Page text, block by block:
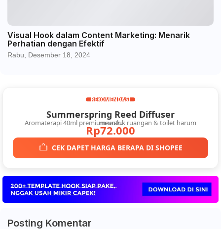
Visual Hook dalam Content Marketing: Menarik
Perhatian dengan Efektif
Rabu, Desember 18, 2024
REKOMENDASI
Summerspring Reed Diffuser
Aromaterapi 40ml premium untuk ruangan & toilet harum mewah.
Rp72.000
CEK DAPET HARGA BERAPA DI SHOPEE
Posting Komentar